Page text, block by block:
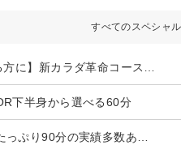
すべてのスペシャ
下半身から選べる60分